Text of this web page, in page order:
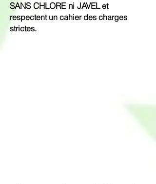
SANS CHLORE ni JAVELet
respectent un cahier des charges
strictes.